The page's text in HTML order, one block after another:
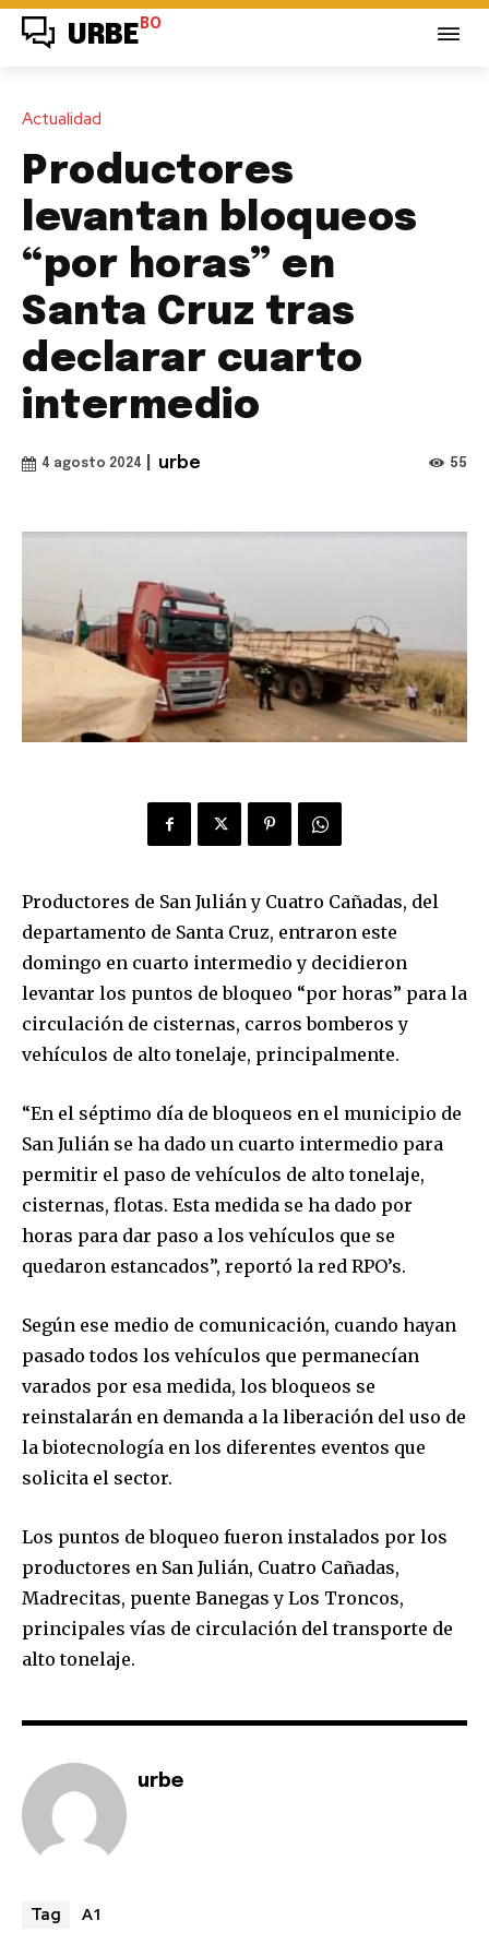
SUBSCRIBERS and be part of the
To subscribe, simply enter your email address on our website
your privacy and won't spam your inbox. Your information is
safe with us.
URBE BO
Actualidad
Productores
levantan bloqueos
“por horas” en
Santa Cruz tras
declarar cuarto
intermedio
4 agosto 2024 urbe 55
Productores de San Julián y Cuatro Cañadas, del
departamento de Santa Cruz, entraron este
domingo en cuarto intermedio y decidieron
levantar los puntos de bloqueo “por horas” para la
circulación de cisternas, carros bomberos y
vehículos de alto tonelaje, principalmente.
“En el séptimo día de bloqueos en el municipio de
San Julián se ha dado un cuarto intermedio para
permitir el paso de vehículos de alto tonelaje,
cisternas, flotas. Esta medida se ha dado por
horas para dar paso a los vehículos que se
quedaron estancados”, reportó la red RPO’s.
Según ese medio de comunicación, cuando hayan
pasado todos los vehículos que permanecían
varados por esa medida, los bloqueos se
reinstalarán en demanda a la liberación del uso de
la biotecnología en los diferentes eventos que
solicita el sector.
Los puntos de bloqueo fueron instalados por los
productores en San Julián, Cuatro Cañadas,
Madrecitas, puente Banegas y Los Troncos,
principales vías de circulación del transporte de
alto tonelaje.
urbe
Tag A1